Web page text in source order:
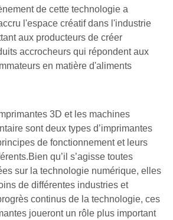
de cette technologie a
l'espace créatif dans l'industrie
aux producteurs de créer
accrocheurs qui répondent aux
en matière d'aliments
3D et les machines
sont deux types d’imprimantes
de fonctionnement et leurs
qu’il s’agisse toutes
sur la technologie numérique, elles
de différentes industries et
continus de la technologie, ces
joueront un rôle plus important